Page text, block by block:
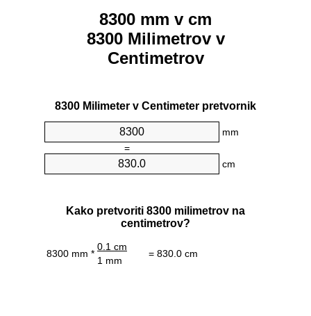
8300 mm v cm
8300 Milimetrov v
Centimetrov
8300 Milimeter v Centimeter pretvornik
mm
=
cm
Kako pretvoriti 8300 milimetrov na
centimetrov?
8300 mm *
0.1 cm
= 830.0 cm
1 mm